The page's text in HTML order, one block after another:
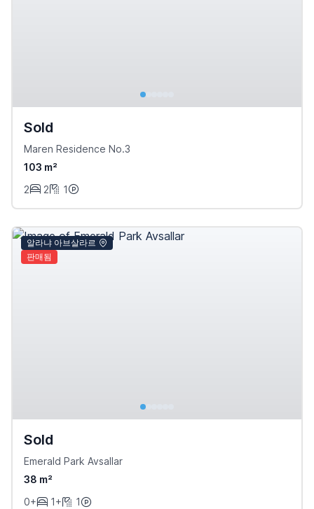
Sold
Maren Residence No.3
103 m²
2
2 1
알라냐 아브살라르
판매됨
Sold
Emerald Park Avsallar
38 m²
0+
1+ 1